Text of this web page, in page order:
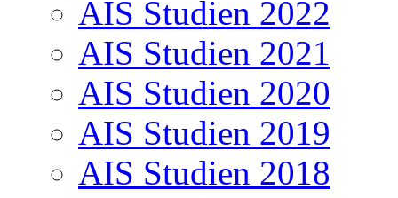
AIS Studien 2022
AIS Studien 2021
AIS Studien 2020
AIS Studien 2019
AIS Studien 2018